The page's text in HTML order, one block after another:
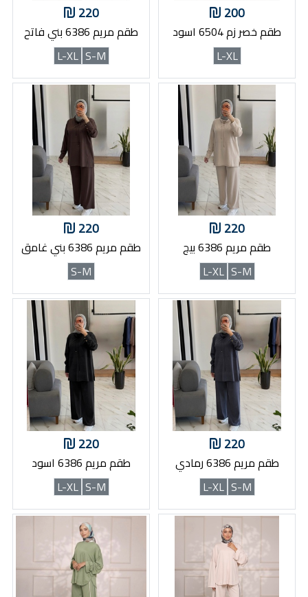
200
طقم خصر زم 6504 اسود
L-XL
220
طقم مريم 6386 بني فاتح
S-M
L-XL
220
طقم مريم 6386 بيج
S-M
L-XL
220
طقم مريم 6386 بني غامق
S-M
220
طقم مريم 6386 رمادي
S-M
L-XL
220
طقم مريم 6386 اسود
S-M
L-XL